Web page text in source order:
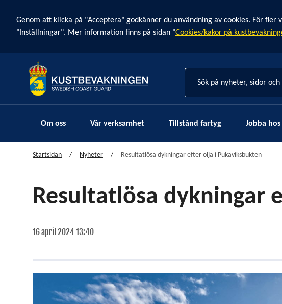
Cookie banner
Genom att klicka på "Acceptera" godkänner du användning av cookies. För fler
"Inställningar". Mer information finns på sidan "Cookies/kakor på
Sök på nyheter, sidor
Om oss Vår verksamhet Tillstånd fartyg Jobba hos
Startsidan Nyheter Resultatlösa dykningar efter olja i Pukaviksbukten
Resultatlösa dykningar
16 april 2024 13:40